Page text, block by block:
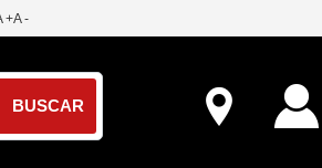
+A -